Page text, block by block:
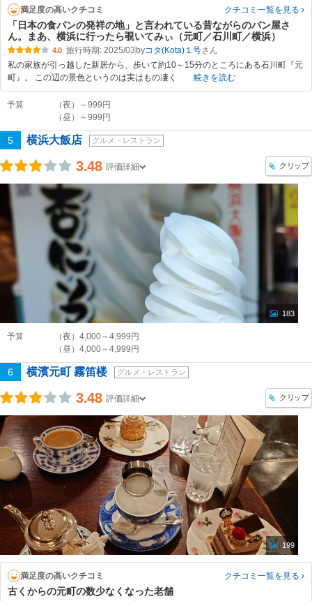
満足度の高いクチコミ クチコミ一覧を見る
「日本の食パンの発祥の地」と言われている昔ながらのパン屋さ
ん。まあ、横浜に行ったら覗いてみぃ（元町／石川町／横浜）
4.0 旅行時期: 2025/03 byコタ(Kota)１号
私の家族が引っ越した新居から、歩いて約10～15分のところにある石川町『元
町』。 この辺の景色というのは実はもの凄く
続きを読む
予算
（夜）～999円
（昼）～999円
5 横浜大飯店 グルメ・レストラン
3.48 評価詳細 クリップ
183
予算
（夜）4,000～4,999円
（昼）4,000～4,999円
6 横濱元町 霧笛楼 グルメ・レストラン
3.48 評価詳細 クリップ
199
満足度の高いクチコミ クチコミ一覧を見る
古くからの元町の数少なくなった老舗